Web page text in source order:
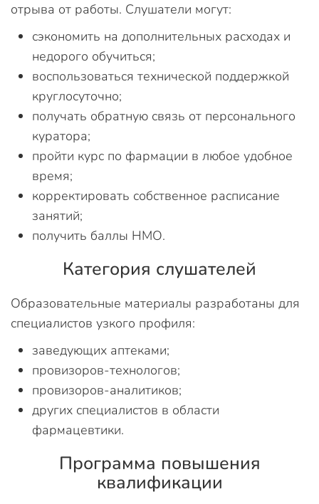
отрыва от работы. Слушатели могут:
сэкономить на дополнительных расходах и
недорого обучиться;
воспользоваться технической поддержкой
круглосуточно;
получать обратную связь от персонального
куратора;
пройти курс по фармации в любое удобное
время;
корректировать собственное расписание
занятий;
получить баллы НМО.
Категория слушателей
Образовательные материалы разработаны для
специалистов узкого профиля:
заведующих аптеками;
провизоров-технологов;
провизоров-аналитиков;
других специалистов в области
фармацевтики.
Программа повышения
квалификации